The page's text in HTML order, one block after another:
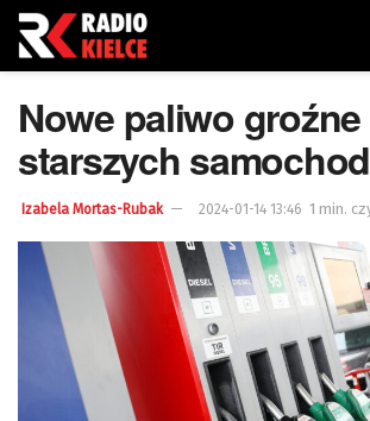
Nowe paliwo
starszych
Izabela Mortas-Rubak 2024-01-14 13:46 1 min.